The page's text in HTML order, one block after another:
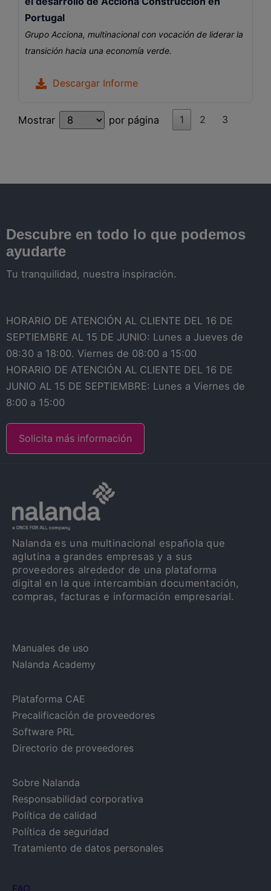
Portugal
Grupo Acciona, multinacional con vocación de liderar la
transición hacia una economía verde.
Descargar Informe
Mostrar por página 1 2 3
Descubre en todo lo que podemos
ayudarte
Tu tranquilidad, nuestra inspiración.
HORARIO DE ATENCIÓN AL CLIENTE DEL 16 DE
SEPTIEMBRE AL 15 DE JUNIO: Lunes a Jueves de
08:30 a 18:00. Viernes de 08:00 a 15:00
HORARIO DE ATENCIÓN AL CLIENTE DEL 16 DE
JUNIO AL 15 DE SEPTIEMBRE: Lunes a Viernes de
8:00 a 15:00
Solicita más información
Nalanda es una multinacional española que
aglutina a grandes empresas y a sus
proveedores alrededor de una plataforma
digital en la que intercambian documentación,
compras, facturas e información empresarial.
Manuales de uso
Nalanda Academy
Plataforma CAE
Precalificación de proveedores
Software PRL
Directorio de proveedores
Sobre Nalanda
Responsabilidad corporativa
Política de calidad
Política de seguridad
Tratamiento de datos personales